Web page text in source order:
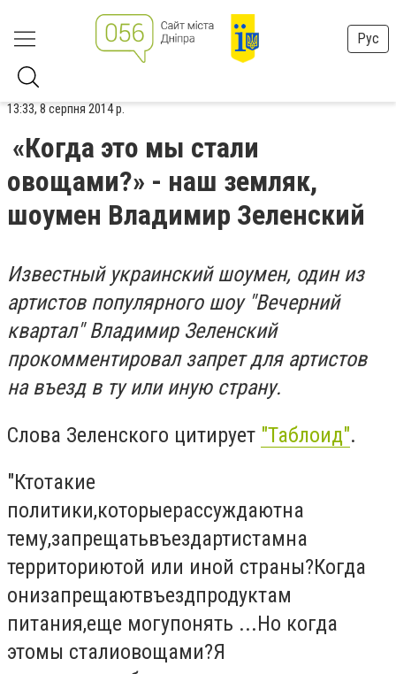
Рус
13:33, 8 серпня 2014 р.
«Когда это мы стали
овощами?» - наш земляк,
шоумен Владимир Зеленский
Известный украинский шоумен, один из
артистов популярного шоу "Вечерний
квартал" Владимир Зеленский
прокомментировал запрет для артистов
на въезд в ту или иную страну.
Слова Зеленского цитирует "Таблоид".
"Ктотакие
политики,которыерассуждаютна
тему,запрещатьвъездартистамна
территориютой или иной страны?Когда
онизапрещаютвъездпродуктам
питания,еще могупонять ...Но когда
этомы сталиовощами?Я